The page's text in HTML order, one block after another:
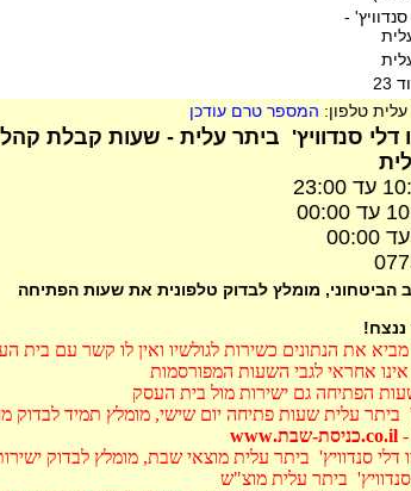
סנדוויץ' -
23
עלית טלפון: המספר טרם עודכן
דלי סנדוויץ' ביתר עלית - שעות קבלת קהל
הביטחוני, מומלץ לבדוק טלפונית את שעות הפתיחה
את הנתונים כשירות לגולשיו ואין לו קשר עם בית
אחראי לגבי השעות המפורסמות
הפתיחה גם ישירות מול בית העסק
ביתר עלית שעות פתיחה יום שישי, מומלץ תמיד לבדוק
-co.il.כניסת-שבת.www
סנדוויץ' ביתר עלית מוצאי שבת, מומלץ לבדוק
סנדוויץ' ביתר עלית מוצ"ש